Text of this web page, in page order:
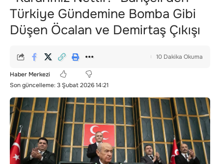
Türkiye Gündemine Bomba Gibi
Düşen Öcalan ve Demirtaş Çıkışı
Son güncelleme: 3 Şubat 2026 14:21
Haber Merkezi
10 Dakika Okuma